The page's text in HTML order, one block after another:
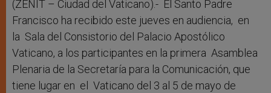
(ZENIT – Ciudad del Vaticano).- El Santo Padre
Francisco ha recibido este jueves en audiencia, en
la Sala del Consistorio del Palacio Apostólico
Vaticano, a los participantes en la primera Asamblea
Plenaria de la Secretaría para la Comunicación, que
tiene lugar en el Vaticano del 3 al 5 de mayo de